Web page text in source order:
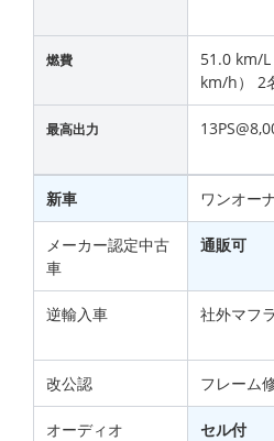
燃費
51.0 km/
km/h） 2
最高出力
新車 ワンオー
メーカー認定中古
車
通販可
逆輸入車 社外マフ
改公認 フレーム
オーディオ セル付